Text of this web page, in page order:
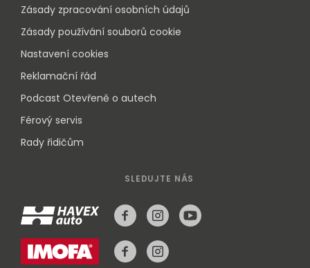
Zásady zpracování osobních údajů
Zásady používání souborů cookie
Nastavení cookies
Reklamační řád
Podcast Otevřeně o autech
Férový servis
Rady řidičům
SLEDUJTE NÁS